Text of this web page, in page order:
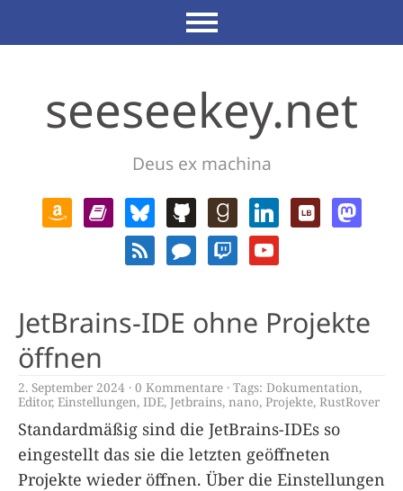
seeseekey.net
Deus ex machina
JetBrains-IDE ohne Projekte
öffnen
2. September 2024 0 Kommentare Tags: Dokumentation,
Editor, Einstellungen, IDE, Jetbrains, nano, Projekte, RustRover
Standardmäßig sind die JetBrains-IDEs so
eingestellt das sie die letzten geöffneten
Projekte wieder öffnen. Über die Einstellungen